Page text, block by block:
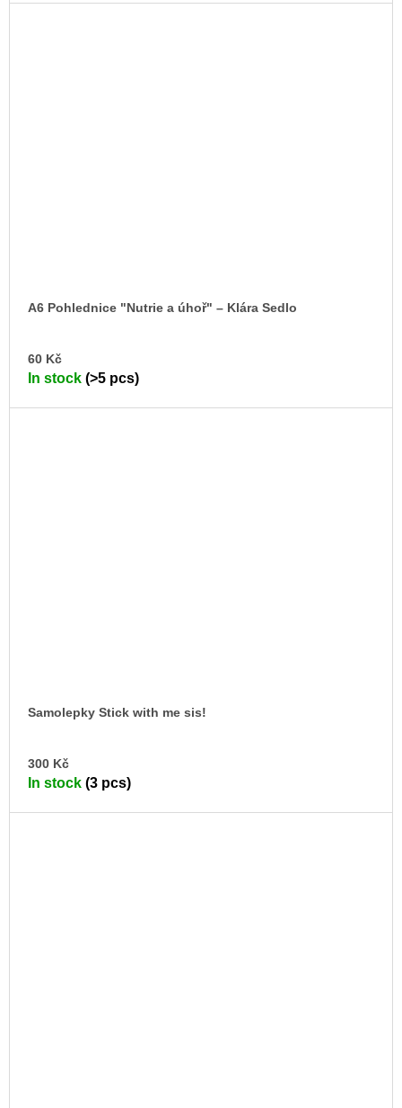
A6 Pohlednice "Nutrie a úhoř" – Klára Sedlo
60 Kč
In stock (>5 pcs)
Samolepky Stick with me sis!
300 Kč
In stock (3 pcs)